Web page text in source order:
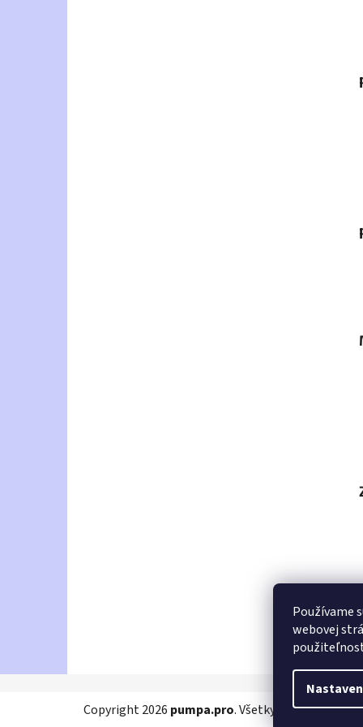
Používame
webovej
Copyright 2026 pumpa.pro. Všetky práva